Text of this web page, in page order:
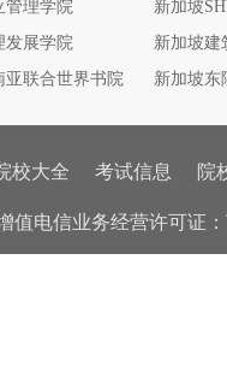
管理学院
新加坡
发展学院
新加坡建
亚联合世界书院 新加坡东
校大全 考试信息 院
值电信业务经营许可证：